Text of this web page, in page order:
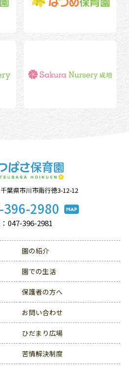
葉県市川市南行徳3-12-12
396-2980
047-396-2981
園の紹介
園での生活
保護者の方へ
お問い合わせ
ひだまり広場
苦情解決制度